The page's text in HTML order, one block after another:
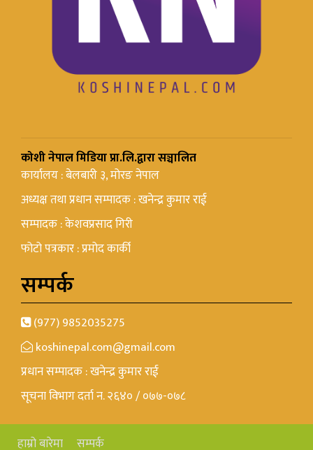
कोशी नेपाल मिडिया प्रा.लि.द्वारा सञ्चालित
कार्यालय : बेलबारी ३, मोरङ नेपाल
अध्यक्ष तथा प्रधान सम्पादक : खनेन्द्र कुमार राई
सम्पादक : केशवप्रसाद गिरी
फोटो पत्रकार : प्रमोद कार्की
सम्पर्क
(977) 9852035275
koshinepal.com@gmail.com
प्रधान सम्पादक : खनेन्द्र कुमार राई
सूचना विभाग दर्ता न. २६४० / ०७७-०७८
हाम्रो बारेमा सम्पर्क